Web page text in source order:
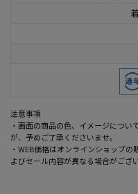
注意事項
・画面の商品の色、イメージにつ
が、予めご了承くださいませ。
・WEB価格はオンラインショップ
よびセール内容が異なる場合がござい